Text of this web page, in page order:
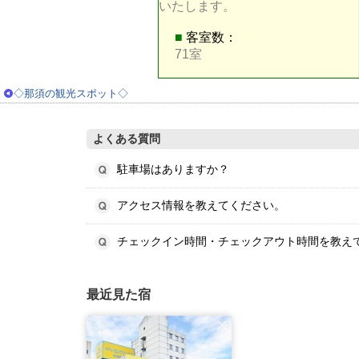
いたします。
■ 客室数：
71室
◇那須の観光スポット◇
よくある質問
駐車場はありますか？
アクセス情報を教えてください。
チェックイン時間・チェックアウト時間を教え
最近見た宿